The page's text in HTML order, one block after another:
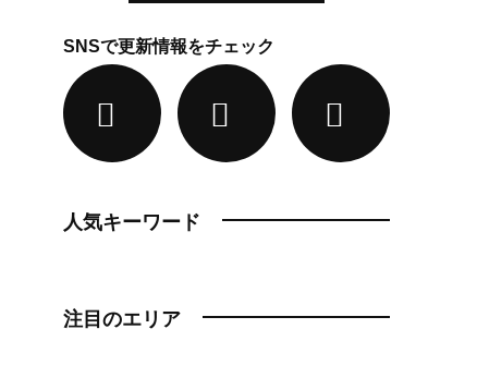
SNSで更新情報をチェック
人気キーワード
注目のエリア